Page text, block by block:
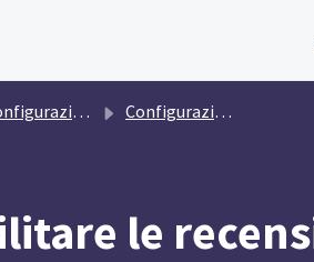
di Tableo Configurazione di Tableo
le